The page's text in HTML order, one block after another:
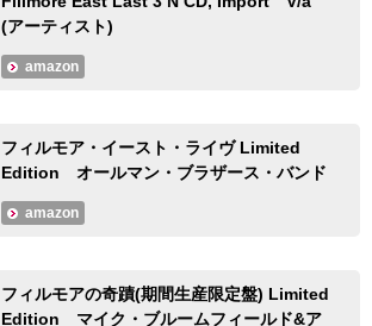
(アーティスト)
amazon
フィルモア・イースト・ライヴ Limited
Edition オールマン・ブラザース・バンド
amazon
フィルモアの奇蹟(期間生産限定盤) Limited
Edition マイク・ブルームフィールド&ア